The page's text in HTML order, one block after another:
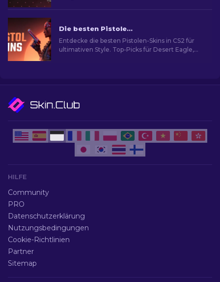
Die besten Pistolen-Skins in CS2 [2026]
Entdecke die besten Pistolen-Skins in CS2 für
ultimativen Style. Top-Picks für Desert Eagle,
HILFE
Community
PRO
Datenschutzerklärung
Nutzungsbedingungen
Cookie-Richtlinien
Partner
Sitemap